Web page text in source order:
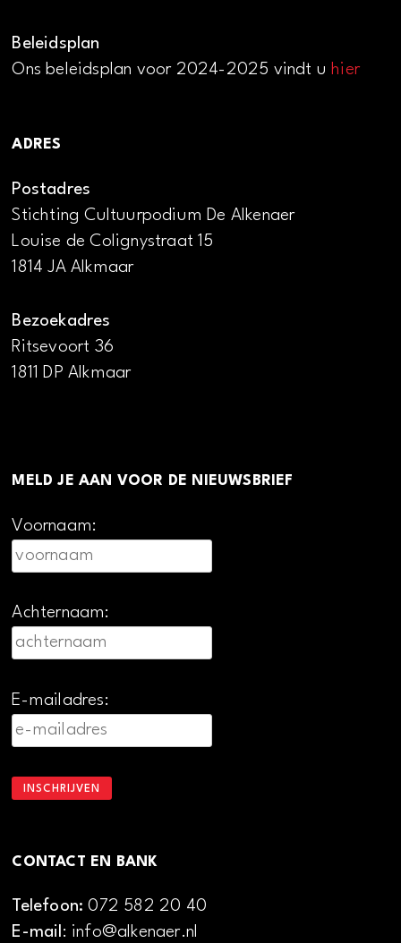
Beleidsplan
Ons beleidsplan voor 2024-2025 vindt uhier
ADRES
Postadres
Stichting Cultuurpodium De Alkenaer
Louise de Colignystraat 15
1814 JA Alkmaar
Bezoekadres
Ritsevoort 36
1811 DP Alkmaar
MELD JE AAN VOOR DE NIEUWSBRIEF
Voornaam:
Achternaam:
E-mailadres:
CONTACT EN BANK
Telefoon:072 582 20 40
E-mail: info@alkenaer.nl